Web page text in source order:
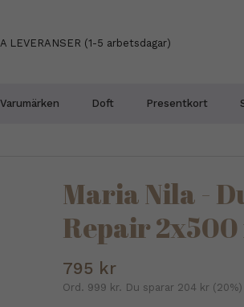
LEVERANSER (1-5 arbetsdagar)
Varumärken Doft Presentkort
Maria Nila -
Repair
795 kr
Ord. 999 kr. Du sparar 204 kr (20%)